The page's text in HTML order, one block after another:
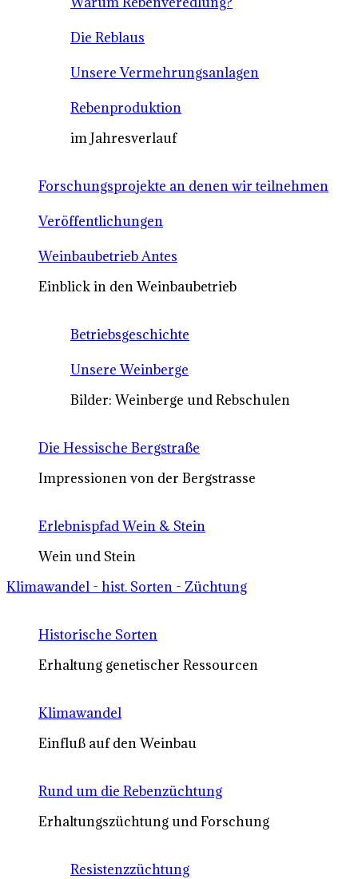
Die Reblaus
Unsere Vermehrungsanlagen
Rebenproduktion
im Jahresverlauf
Forschungsprojekte an denen wir teilnehmen
Veröffentlichungen
Weinbaubetrieb Antes
Einblick in den Weinbaubetrieb
Betriebsgeschichte
Unsere Weinberge
Bilder: Weinberge und Rebschulen
Die Hessische Bergstraße
Impressionen von der Bergstrasse
Erlebnispfad Wein & Stein
Wein und Stein
Klimawandel - hist. Sorten - Züchtung
Historische Sorten
Erhaltung genetischer Ressourcen
Klimawandel
Einfluß auf den Weinbau
Rund um die Rebenzüchtung
Erhaltungszüchtung und Forschung
Resistenzzüchtung